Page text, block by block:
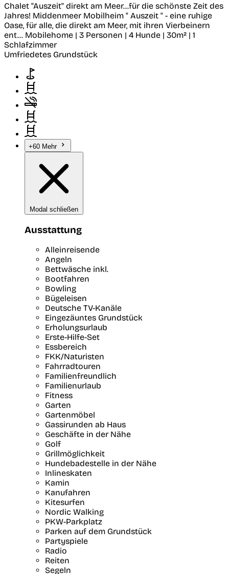
Chalet "Auszeit" direkt am Meer...für die schönste Zeit des
Jahres! Middenmeer Mobilheim " Auszeit " - eine ruhige
Oase, für alle, die direkt am Meer, mit ihren Vierbeinern
ent... Mobilehome | 3 Personen | 4 Hunde | 30m² | 1
Schlafzimmer
Umfriedetes Grundstück
+60 Mehr
Modal schließen
Ausstattung
Alleinreisende
Angeln
Bettwäsche inkl.
Bootfahren
Bowling
Bügeleisen
Deutsche TV-Kanäle
Eingezäuntes Grundstück
Erholungsurlaub
Erste-Hilfe-Set
Essbereich
FKK/Naturisten
Fahrradtouren
Familienfreundlich
Familienurlaub
Fitness
Garten
Gartenmöbel
Gassirunden ab Haus
Geschäfte in der Nähe
Golf
Grillmöglichkeit
Hundebadestelle in der Nähe
Inlineskaten
Kamin
Kanufahren
Kitesurfen
Nordic Walking
PKW-Parkplatz
Parken auf dem Grundstück
Partyspiele
Radio
Reiten
Segeln